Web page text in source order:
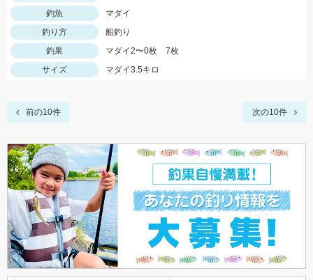
釣魚
マダイ
釣り方
船釣り
釣果
マダイ2〜0枚 7枚
サイズ
マダイ3.5キロ
前の10件 次の10件